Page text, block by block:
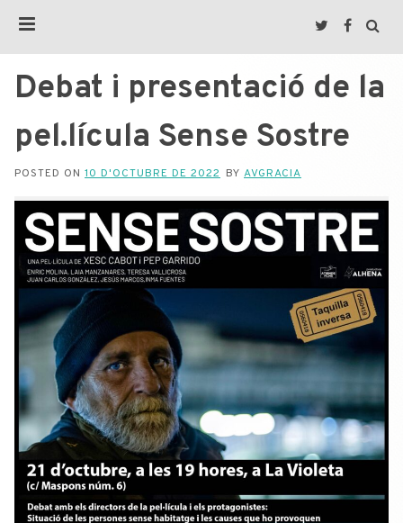
Debat i presentació de la
pel.lícula Sense Sostre
POSTED ON 10 D'OCTUBRE DE 2022 BY AVGRACIA